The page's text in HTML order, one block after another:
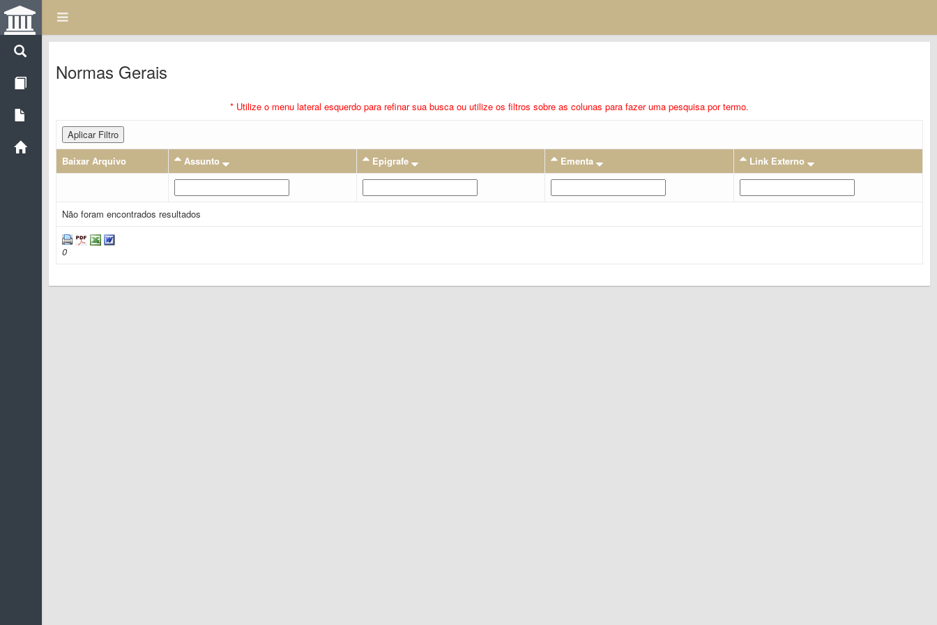
Normas Gerais
* Utilize o menu lateral esquerdo para refinar sua busca ou utilize os filtros sobre as colunas para fazer uma pesquisa por termo.
Aplicar Filtro
Baixar Arquivo
Assunto Epigrafe Ementa Link Externo
Não foram encontrados resultados
0